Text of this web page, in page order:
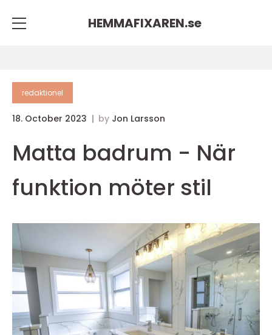
HEMMAFIXAREN.se
redaktionel
18. October 2023 by Jon Larsson
Matta badrum - När
funktion möter stil